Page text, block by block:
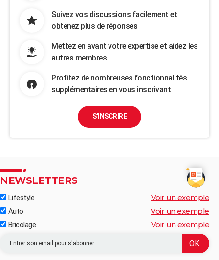
Suivez vos discussions facilement et
obtenez plus de réponses
Mettez en avant votre expertise et aidez les
autres membres
Profitez de nombreuses fonctionnalités
supplémentaires en vous inscrivant
S'INSCRIRE
NEWSLETTERS
Lifestyle Voir un exemple
Auto Voir un exemple
Bricolage Voir un exemple